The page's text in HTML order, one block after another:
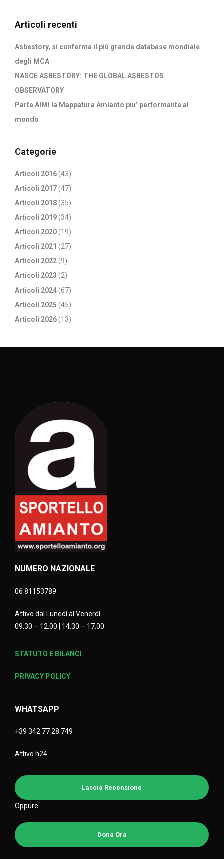
Articoli recenti
Asbestory, si conferma il più grande database mondiale
degli MCA
NASCE ASBESTORY: THE GLOBAL ASBESTOS
OBSERVATORY
Parte AIMI la Mappatura Amianto piu’ performante al
mondo
Categorie
Articoli 2016(43)
Articoli 2017(47)
Articoli 2018(35)
Articoli 2019(34)
Articoli 2020(19)
Articoli 2021 (27)
Articoli 2022(9)
Articoli 2023 (2)
Articoli 2024(67)
Articoli 2025 (45)
Articoli 2026(13)
NUMERO NAZIONALE
06 81153789
Attivo dal Lunedì al Venerdì
09:30 – 12:00 | 14:30 – 17:00
STATUTO E BILANCI
PRIVACY POLICY
WHATSAPP
+39 342 77 28 749
Attivo h24
Lascia Recensione
Oppure
Dona Ora